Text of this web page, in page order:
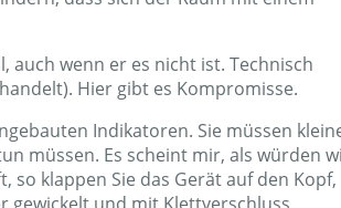
Ihres Vakuums, all die kleinen
Moment an, dass Ihr Staubsauger es
HEPA-Filter verwendet, gelangen
Wenn Ihr Staubsauger einen
verstopft ist. Aber was hat es dann für